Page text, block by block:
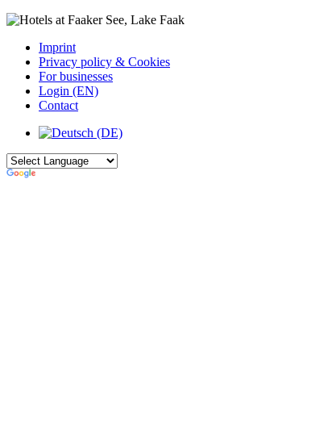
Imprint
Privacy policy & Cookies
For businesses
Login (EN)
Contact